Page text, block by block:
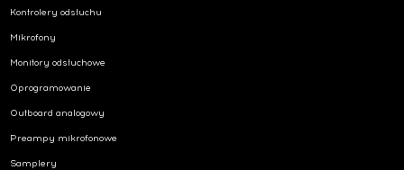
Kontrolery odsłuchu
Mikrofony
Monitory odsłuchowe
Oprogramowanie
Outboard analogowy
Preampy mikrofonowe
Samplery